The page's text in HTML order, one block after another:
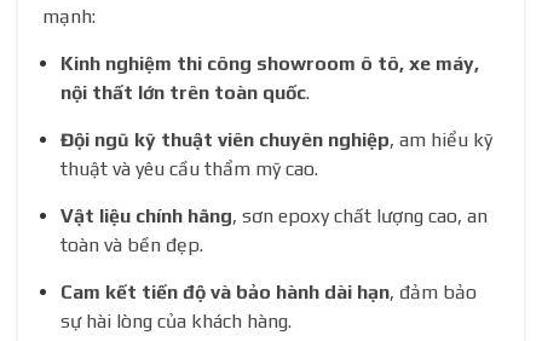
mạnh:
Kinh nghiệm thi công showroom ô tô, xe máy,
nội thất lớn trên toàn quốc.
Đội ngũ kỹ thuật viên chuyên nghiệp, am hiểu kỹ
thuật và yêu cầu thẩm mỹ cao.
Vật liệu chính hãng, sơn epoxy chất lượng cao, an
toàn và bền đẹp.
Cam kết tiến độ và bảo hành dài hạn, đảm bảo
sự hài lòng của khách hàng.